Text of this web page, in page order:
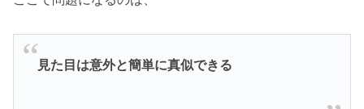
見た目は意外と簡単に真似できる